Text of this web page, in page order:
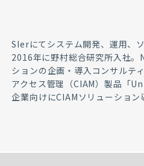
SIerにてシステム開発、運用、
2016年に野村総合研究所入社。
ションの企画・導入コンサルテ
アクセス管理（CIAM）製品「
企業向けにCIAMソリューション